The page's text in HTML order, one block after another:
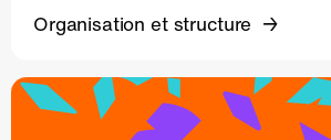
Organisation et structure